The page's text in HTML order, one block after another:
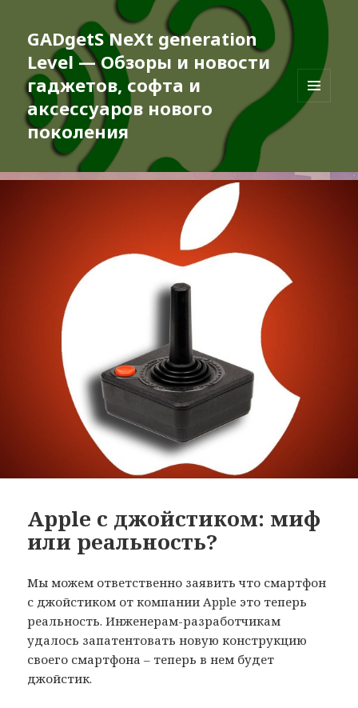
GADgetS NeXt generation
Level — Обзоры и новости
гаджетов, софта и
аксессуаров нового
поколения
МЕНЮ
Apple с джойстиком: миф
или реальность?
Мы можем ответственно заявить что смартфон
с джойстиком от компании Apple это теперь
реальность. Инженерам-разработчикам
удалось запатентовать новую конструкцию
своего смартфона – теперь в нем будет
джойстик.